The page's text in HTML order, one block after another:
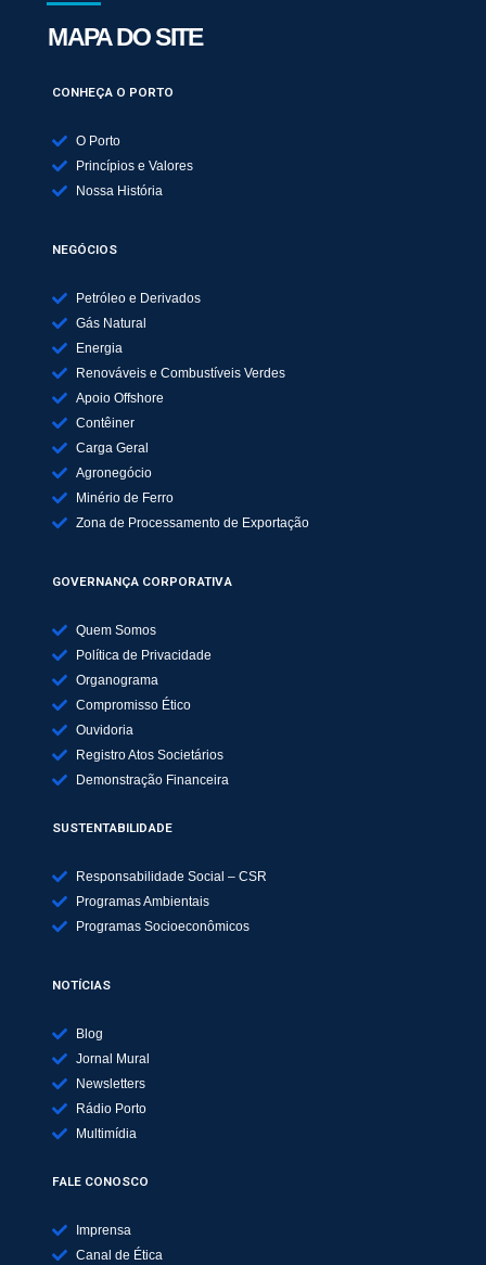
MAPA DO SITE
CONHEÇA O PORTO
O Porto
Princípios e Valores
Nossa História
NEGÓCIOS
Petróleo e Derivados
Gás Natural
Energia
Renováveis e Combustíveis Verdes
Apoio Offshore
Contêiner
Carga Geral
Agronegócio
Minério de Ferro
Zona de Processamento de Exportação
GOVERNANÇA CORPORATIVA
Quem Somos
Política de Privacidade
Organograma
Compromisso Ético
Ouvidoria
Registro Atos Societários
Demonstração Financeira
SUSTENTABILIDADE
Responsabilidade Social – CSR
Programas Ambientais
Programas Socioeconômicos
NOTÍCIAS
Blog
Jornal Mural
Newsletters
Rádio Porto
Multimídia
FALE CONOSCO
Imprensa
Canal de Ética